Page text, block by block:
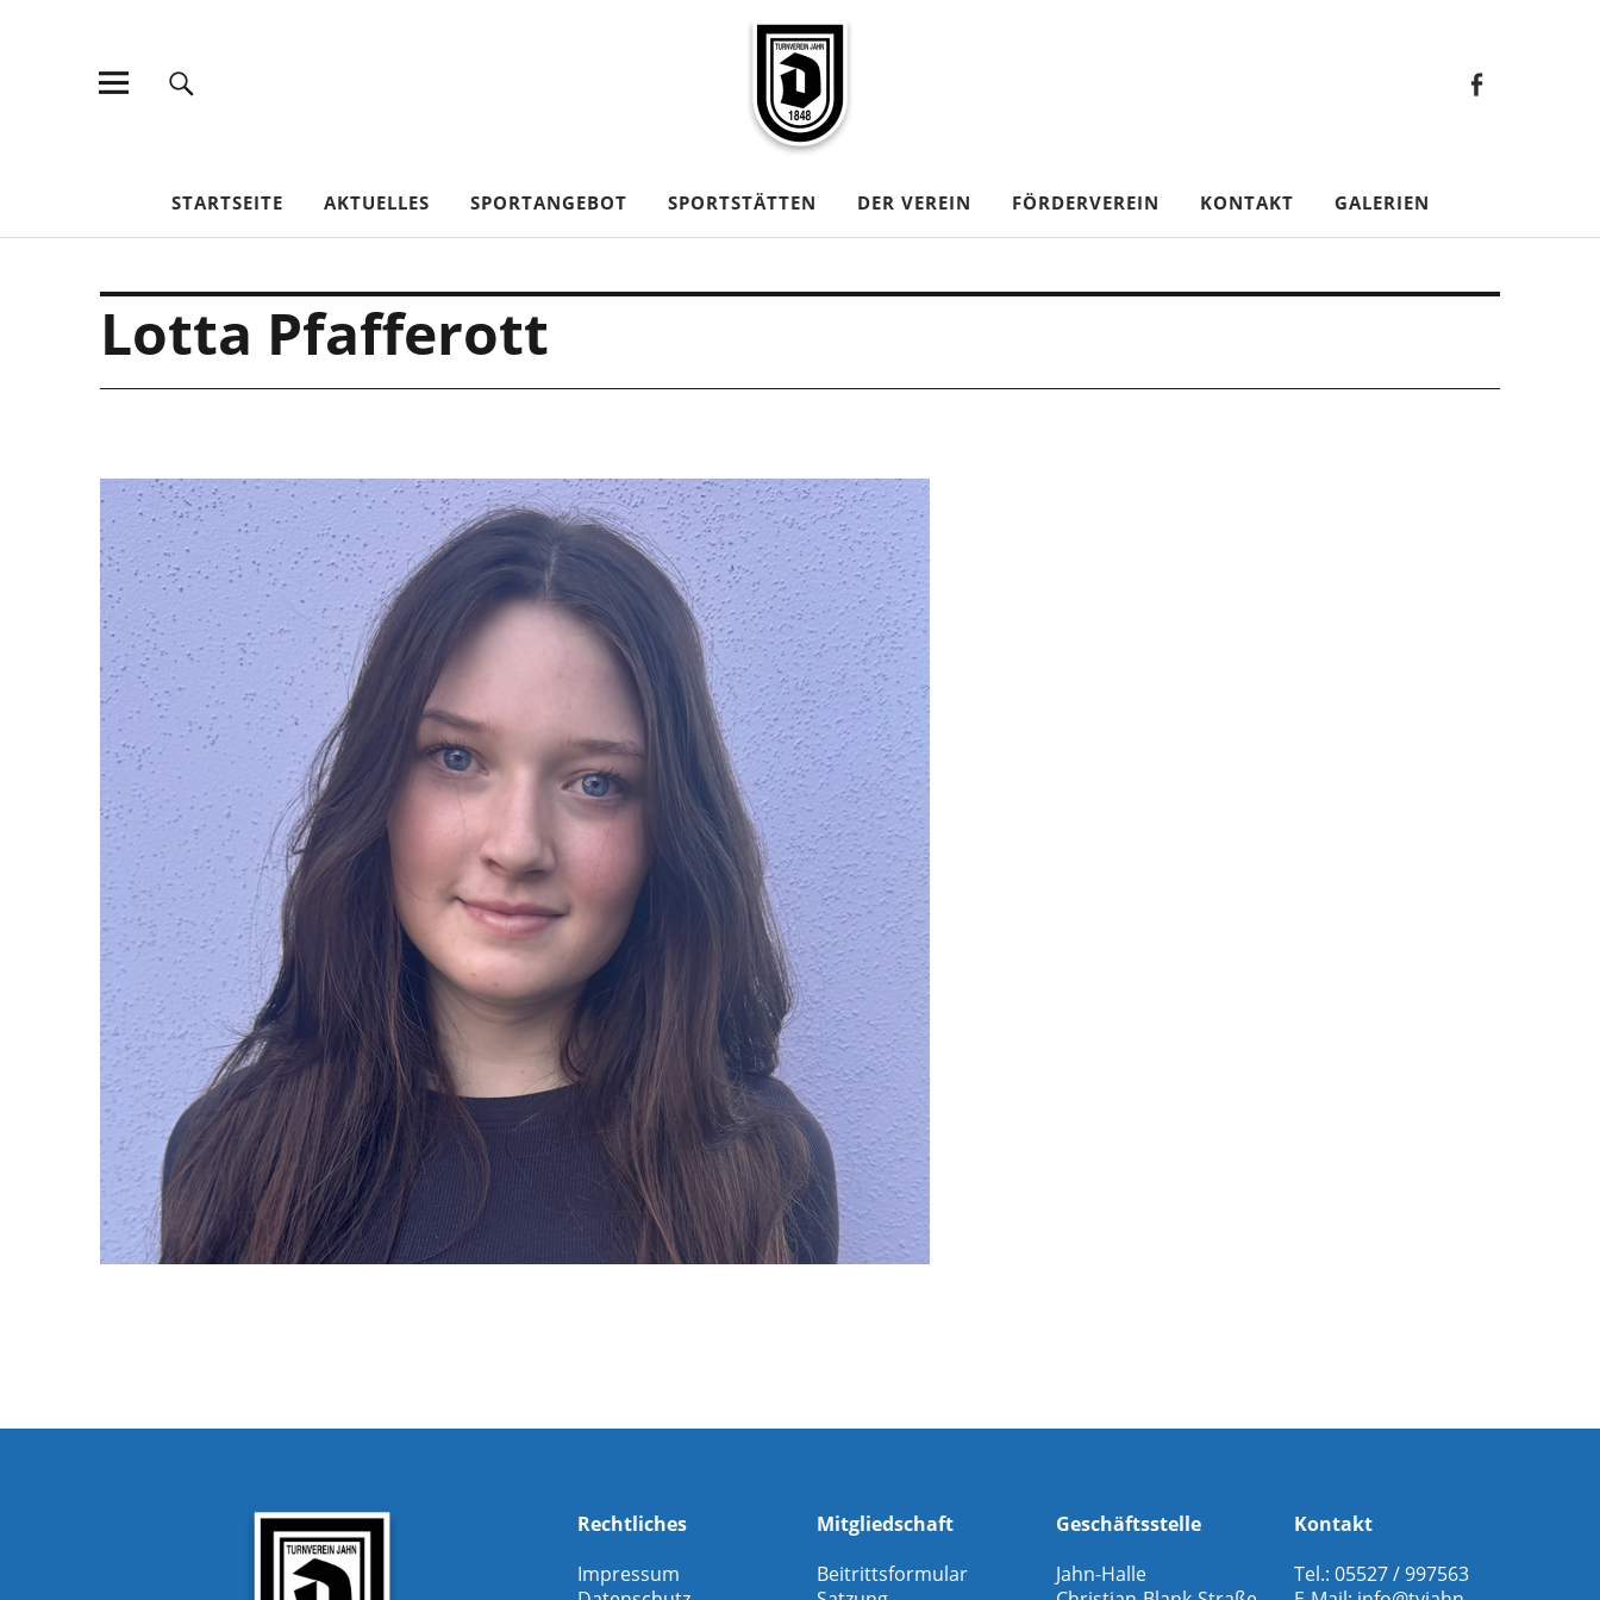
STARTSEITE AKTUELLES SPORTANGEBOT SPORTSTÄTTEN DER VEREIN FÖRDERVEREIN KONTAKT GALERIEN
Lotta Pfafferott
Rechtliches
Impressum
Mitgliedschaft
Beitrittsformular
Geschäftsstelle
Jahn-Halle
Kontakt
Tel.: 05527 / 997563